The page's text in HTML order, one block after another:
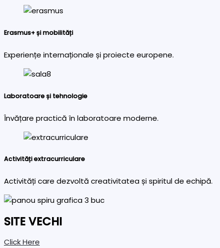
Erasmus+ și mobilități
Experiențe internaționale și proiecte europene.
Laboratoare și tehnologie
Învățare practică în laboratoare moderne.
Activități extracurriculare
Activități care dezvoltă creativitatea și spiritul de echipă.
SITE VECHI
Click Here